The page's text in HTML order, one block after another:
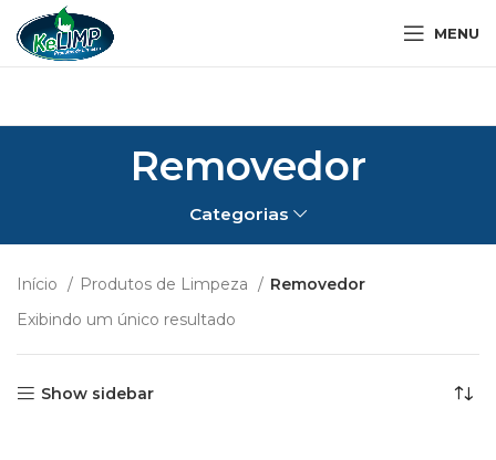
MENU
Removedor
Categorias
Início Produtos de Limpeza
Removedor
Exibindo um único resultado
Show sidebar